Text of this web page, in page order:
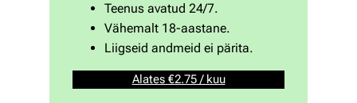
Teenus avatud 24/7.
Vähemalt 18-aastane.
Liigseid andmeid ei pärita.
Alates €2.75 / kuu